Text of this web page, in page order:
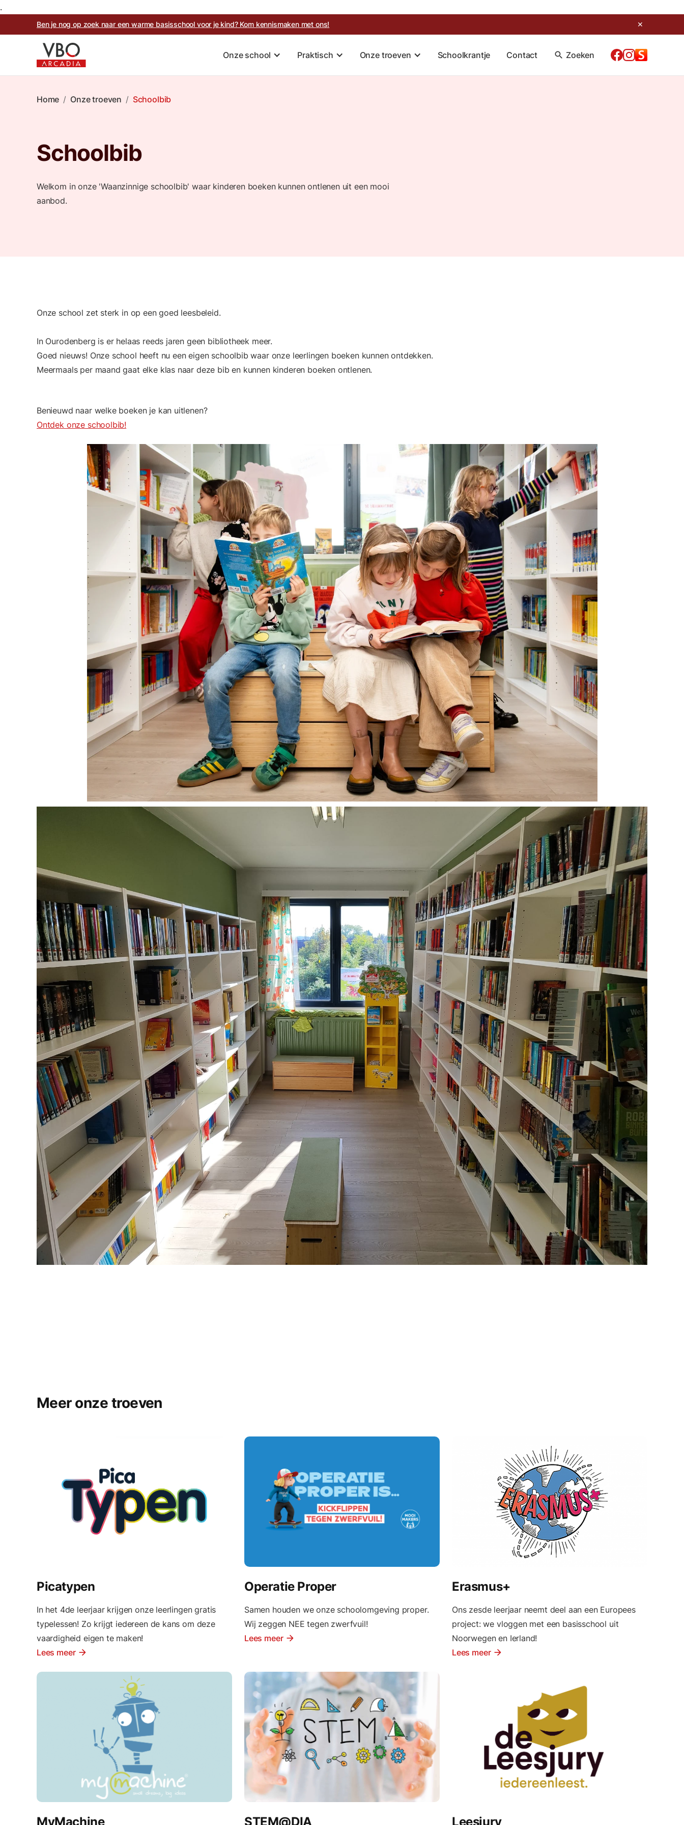
.
Ben je nog op zoek naar een warme basisschool voor je kind? Kom kennismaken met ons! ✕
Onze school Praktisch Onze troeven Schoolkrantje Contact search Zoeken
Home / Onze troeven / Schoolbib
Schoolbib
Welkom in onze 'Waanzinnige schoolbib' waar kinderen boeken kunnen ontlenen uit een mooi
aanbod.
Onze school zet sterk in op een goed leesbeleid.
In Ourodenberg is er helaas reeds jaren geen bibliotheek meer.
Goed nieuws! Onze school heeft nu een eigen schoolbib waar onze leerlingen boeken kunnen ontdekken.
Meermaals per maand gaat elke klas naar deze bib en kunnen kinderen boeken ontlenen.
Benieuwd naar welke boeken je kan uitlenen?
Ontdek onze schoolbib!
Meer onze troeven
Picatypen
In het 4de leerjaar krijgen onze leerlingen gratis
typelessen! Zo krijgt iedereen de kans om deze
vaardigheid eigen te maken!
Lees meer arrow_forward
Operatie Proper
Samen houden we onze schoolomgeving proper.
Wij zeggen NEE tegen zwerfvuil!
Lees meer arrow_forward
Erasmus+
Ons zesde leerjaar neemt deel aan een Europees
project: we vloggen met een basisschool uit
Noorwegen en Ierland!
Lees meer arrow_forward
MyMachine STEM@DIA Leesjury